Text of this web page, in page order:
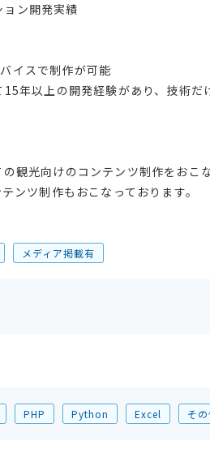
ン開発実績
イスで制作が可能
年以上の開発経験があり、技術だ
観光向けのコンテンツ制作をおこ
ンツ制作もおこなっております。
メディア掲載有
PHP Python Excel そ